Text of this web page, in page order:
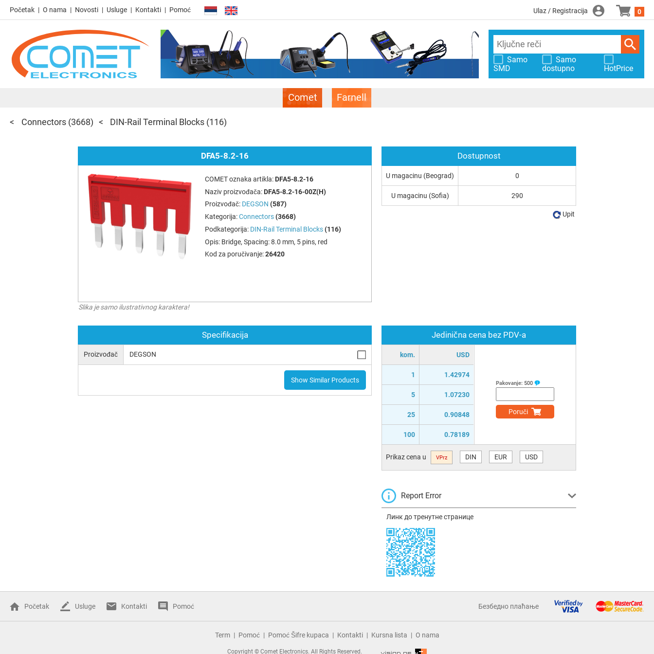
Početak O nama Novosti Usluge Kontakti Pomoć Ulaz / Registracija 0
Samo
SMD
Samo
dostupno
HotPrice
Comet Farnell
Connectors (3668) DIN-Rail Terminal Blocks (116)
DFA5-8.2-16
COMET oznaka artikla: DFA5-8.2-16
Naziv proizvođača: DFA5-8.2-16-00Z(H)
Proizvođač: DEGSON (587)
Kategorija:Connectors (3668)
Podkategorija: DIN-Rail Terminal Blocks (116)
Opis: Bridge, Spacing: 8.0 mm, 5 pins, red
Kod za poručivanje:26420
Slika je samo ilustrativnog karaktera!
Specifikacija
Proizvođač DEGSON
Show Similar Products
Jedinična cena bez PDV-a
kom. USD
1 1.42974
5 1.07230
25 0.90848
100 0.78189
Pakovanje: 500
Poruči
Prikaz cena u VPrz DIN EUR USD
Report Error
Линк до тренутне странице
Dostupnost
U magacinu (Beograd) 0
U magacinu (Sofia) 290
Upit
Početak Usluge Kontakti Pomoć Безбедно плаћање
Term Pomoć Pomoć Šifre kupaca Kontakti Kursna lista O nama
Copyright © Comet Electronics. All Rights Reserved.